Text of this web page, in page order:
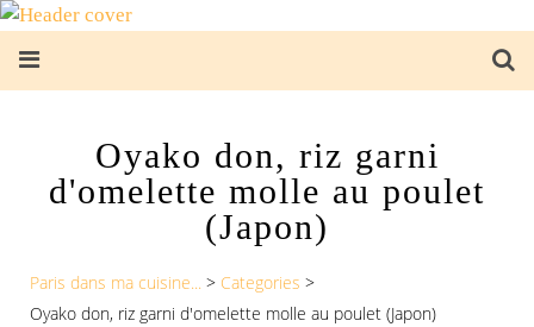
Oyako don, riz garni
d'omelette molle au poulet
(Japon)
Paris dans ma cuisine... > Categories >
Oyako don, riz garni d'omelette molle au poulet (Japon)